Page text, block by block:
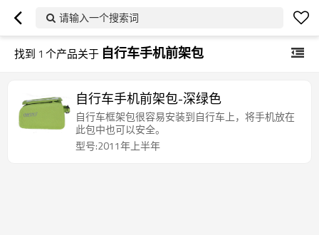
请输入一个搜索词
找到 1 个产品关于 自行车手机前架包
自行车手机前架包-深绿色
自行车框架包很容易安装到自行车上，将手机放在
此包中也可以安全。
型号:2011年上半年